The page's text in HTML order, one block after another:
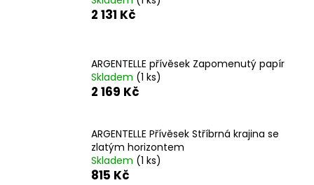
2 131 Kč
ARGENTELLE přívěsek Zapomenutý papír
Skladem (1 ks)
2 169 Kč
ARGENTELLE Přívěsek Stříbrná krajina se
zlatým horizontem
Skladem (1 ks)
815 Kč